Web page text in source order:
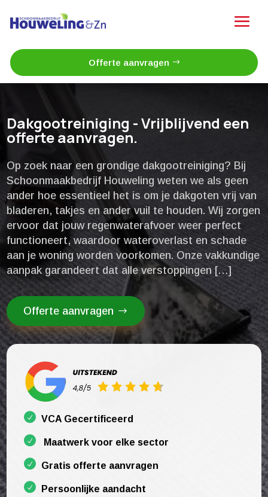
Offerte aanvragen
Dakgootreiniging - Vrijblijvend een
offerte aanvragen.
Op zoek naar een grondige dakgootreiniging? Bij
Schoonmaakbedrijf Houweling weten we als geen
ander hoe essentieel het is om je dakgoten vrij van
bladeren, takjes en ander vuil te houden.​ Wij zorgen
ervoor dat jouw regenwaterafvoer weer perfect
functioneert, waardoor wateroverlast en schade
aan je woning worden voorkomen.​ Onze vakkundige
aanpak garandeert dat alle verstoppingen […]
Offerte aanvragen
VCA Gecertificeerd
Maatwerk voor elke sector
Gratis offerte aanvragen
Persoonlijke aandacht